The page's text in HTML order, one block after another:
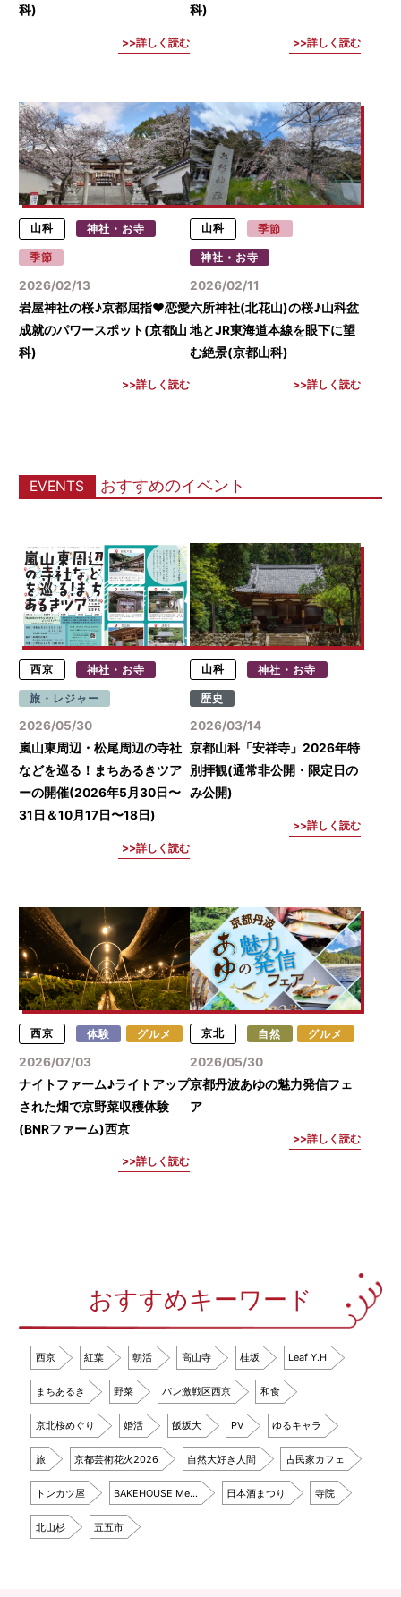
科)
詳しく読む
科)
詳しく読む
山科 神社・お寺
季節
2026/02/13
岩屋神社の桜♪京都屈指♥恋愛
成就のパワースポット(京都山
科)
詳しく読む
山科 季節
神社・お寺
2026/02/11
六所神社(北花山)の桜♪山科盆
地とJR東海道本線を眼下に望
む絶景(京都山科)
詳しく読む
EVENTS おすすめのイベント
西京 神社・お寺
旅・レジャー
2026/05/30
嵐山東周辺・松尾周辺の寺社
などを巡る！まちあるきツア
ーの開催(2026年5月30日〜
31日＆10月17日〜18日)
詳しく読む
山科 神社・お寺
歴史
2026/03/14
京都山科「安祥寺」2026年特
別拝観(通常非公開・限定日の
み公開)
詳しく読む
西京 体験 グルメ
2026/07/03
ナイトファーム♪ライトアップ
された畑で京野菜収穫体験
(BNRファーム)西京
詳しく読む
京北 自然 グルメ
2026/05/30
京都丹波あゆの魅力発信フェ
ア
詳しく読む
おすすめキーワード
西京 紅葉 朝活 高山寺 桂坂 Leaf Y.H
まちあるき 野菜 パン激戦区西京 和食
京北桜めぐり 婚活 飯坂大 PV ゆるキャラ
旅 京都芸術花火2026 自然大好き人間 古民家カフェ
トンカツ屋 BAKEHOUSE Me… 日本酒まつり 寺院
北山杉 五五市